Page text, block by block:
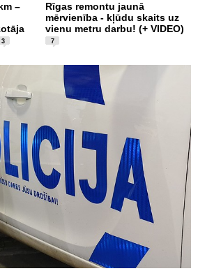
–
3
Rīgas remontu jaunā
mērvienība - kļūdu skaits uz
vienu metru darbu! (+ VIDEO)
7